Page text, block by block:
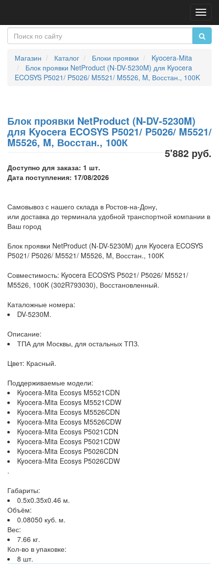
Магазин Каталог Блоки проявки
Kyocera-Mita
Блок проявки NetProduct (N-DV-5230M) для Kyocera
ECOSYS P5021/ P5026/ M5521/ M5526, M, Восстан., 100K
Блок проявки NetProduct (N-DV-5230M)
для Kyocera ECOSYS P5021/ P5026/ M5521/
M5526, M, Восстан., 100К
5'882 руб.
Доступно для заказа: 1 шт.
Дата поступления: 17/08/2026
Самовывоз с нашего склада в Ростов-на-Дону,
или доставка до терминала удобной транспортной компании в
Ваш город
Блок проявки NetProduct (N-DV-5230M) для Kyocera ECOSYS
P5021/ P5026/ M5521/ M5526, M, Восстан., 100K
Совместимость: Kyocera ECOSYS P5021/ P5026/ M5521/
M5526, 100K (302R793030), Восстановленный.
Каталожные номера:
DV-5230M.
Описание:
ТПА для Москвы, для остальных ТПЗ.
Цвет: Красный.
Поддерживаемые модели:
Kyocera-Mita Ecosys M5521CDN
Kyocera-Mita Ecosys M5521CDW
Kyocera-Mita Ecosys M5526CDN
Kyocera-Mita Ecosys M5526CDW
Kyocera-Mita Ecosys P5021CDN
Kyocera-Mita Ecosys P5021CDW
Kyocera-Mita Ecosys P5026CDN
Kyocera-Mita Ecosys P5026CDW
.
Габариты:
0.5x0.35x0.46 м.
Объём:
0.08050 куб. м.
Вес:
7.66 кг.
Кол-во в упаковке:
8 шт.